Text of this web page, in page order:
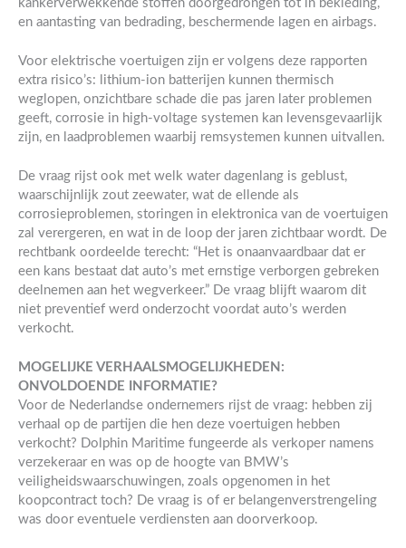
kankerverwekkende stoffen doorgedrongen tot in bekleding,
en aantasting van bedrading, beschermende lagen en airbags.
Voor elektrische voertuigen zijn er volgens deze rapporten
extra risico’s: lithium-ion batterijen kunnen thermisch
weglopen, onzichtbare schade die pas jaren later problemen
geeft, corrosie in high-voltage systemen kan levensgevaarlijk
zijn, en laadproblemen waarbij remsystemen kunnen uitvallen.
De vraag rijst ook met welk water dagenlang is geblust,
waarschijnlijk zout zeewater, wat de ellende als
corrosieproblemen, storingen in elektronica van de voertuigen
zal verergeren, en wat in de loop der jaren zichtbaar wordt. De
rechtbank oordeelde terecht: “Het is onaanvaardbaar dat er
een kans bestaat dat auto’s met ernstige verborgen gebreken
deelnemen aan het wegverkeer.” De vraag blijft waarom dit
niet preventief werd onderzocht voordat auto’s werden
verkocht.
MOGELIJKE VERHAALSMOGELIJKHEDEN:
ONVOLDOENDE INFORMATIE?
Voor de Nederlandse ondernemers rijst de vraag: hebben zij
verhaal op de partijen die hen deze voertuigen hebben
verkocht? Dolphin Maritime fungeerde als verkoper namens
verzekeraar en was op de hoogte van BMW’s
veiligheidswaarschuwingen, zoals opgenomen in het
koopcontract toch? De vraag is of er belangenverstrengeling
was door eventuele verdiensten aan doorverkoop.